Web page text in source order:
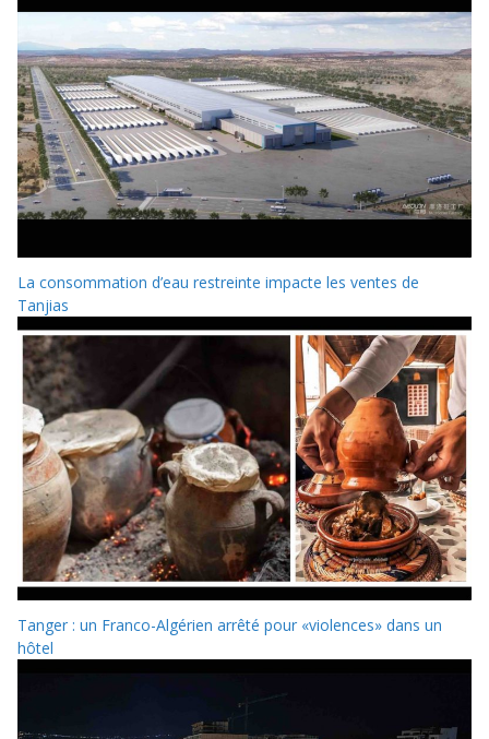
La consommation d’eau restreinte impacte les ventes de
Tanjias
Tanger : un Franco-Algérien arrêté pour «violences» dans un
hôtel